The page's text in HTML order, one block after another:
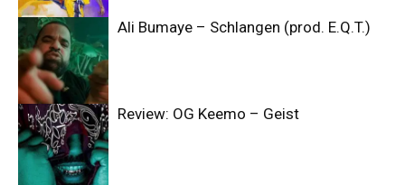
Ali Bumaye – Schlangen (prod. E.Q.T.)
Review: OG Keemo – Geist